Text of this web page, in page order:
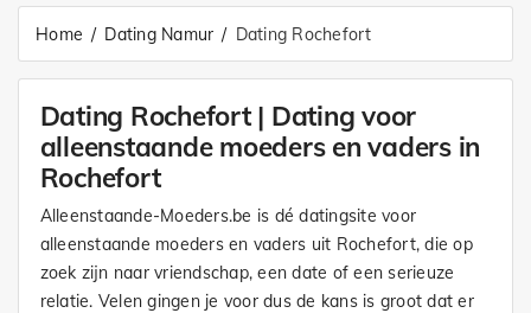
Home Dating Namur Dating Rochefort
Dating Rochefort | Dating voor
alleenstaande moeders en vaders in
Rochefort
Alleenstaande-Moeders.be is dé datingsite voor
alleenstaande moeders en vaders uit Rochefort, die op
zoek zijn naar vriendschap, een date of een serieuze
relatie. Velen gingen je voor dus de kans is groot dat er